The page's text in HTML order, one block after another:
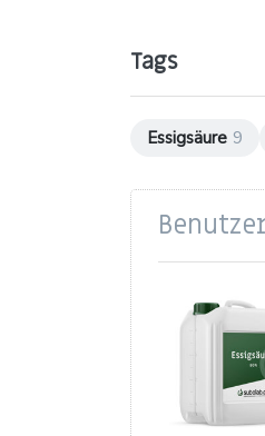
Tags
Essigsäure 9